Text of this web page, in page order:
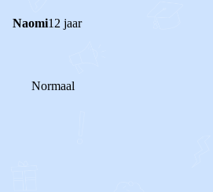
Naomi12 jaar
Normaal